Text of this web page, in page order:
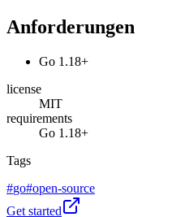
Anforderungen
Go 1.18+
license
MIT
requirements
Go 1.18+
Tags
#go#open-source
Get started